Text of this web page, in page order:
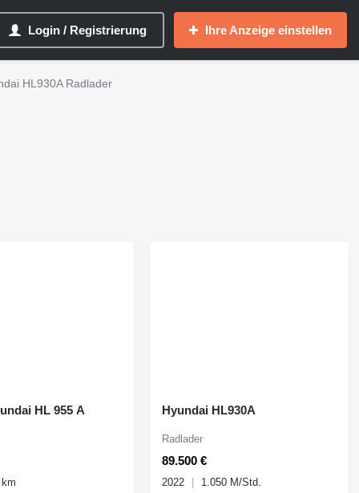
Login / Registrierung Ihre Anzeige einstellen
HL930A Radlader
HL 955 A Hyundai HL930A
89.500 €
Radlader
2022
1.050 M/Std.